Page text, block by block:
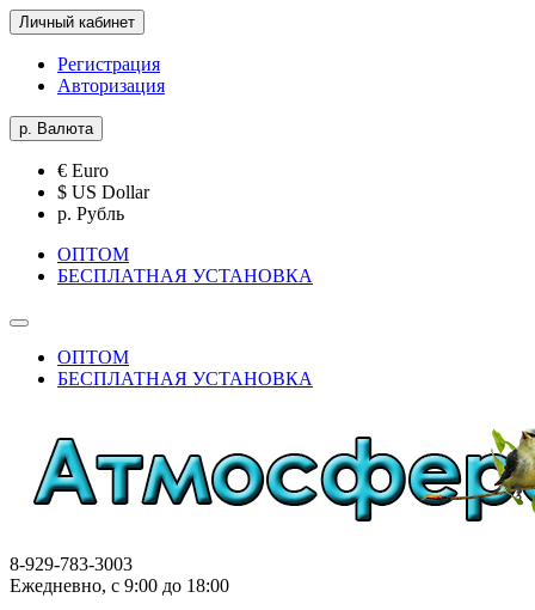
Личный кабинет
Регистрация
Авторизация
р. Валюта
€ Euro
$ US Dollar
р. Рубль
ОПТОМ
БЕСПЛАТНАЯ УСТАНОВКА
ОПТОМ
БЕСПЛАТНАЯ УСТАНОВКА
8-929-783-3003
Ежедневно, с 9:00 до 18:00